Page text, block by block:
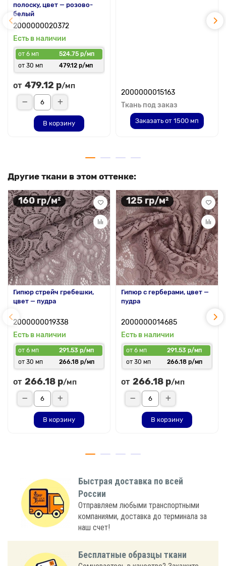
полоску, цвет — розово-
белый
2000000020372
Есть в наличии
от 6 мп
524.75 р/мп
от 30 мп
479.12 р/мп
от 479.12 р/мп
В корзину
2000000015163
Ткань под заказ
Заказать от 1500 мп
Другие ткани в этом оттенке:
160 гр/м²
Гипюр стрейч гребешки,
цвет — пудра
2000000019338
Есть в наличии
от 6 мп
291.53 р/мп
от 30 мп
266.18 р/мп
от 266.18 р/мп
В корзину
125 гр/м²
Гипюр с герберами, цвет —
пудра
2000000014685
Есть в наличии
от 6 мп
291.53 р/мп
от 30 мп
266.18 р/мп
от 266.18 р/мп
В корзину
Быстрая доставка по всей
России
Отправляем любыми транспортными
компаниями, доставка до терминала за
наш счет!
Бесплатные образцы ткани